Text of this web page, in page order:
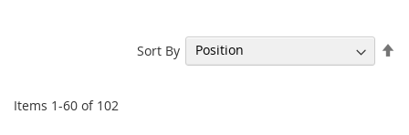
Items 1-60 of 102
Sort By